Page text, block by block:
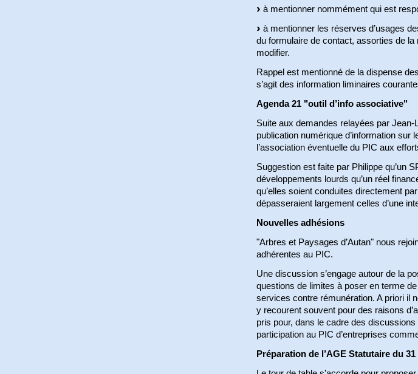
à mentionner nommément qui est
à mentionner les réserves d’usages
du formulaire de contact, assorties de la
modifier.
Rappel est mentionné de la dispense
s’agit des information liminaires
Agenda 21 "outil d’info associative"
Suite aux demandes relayées par
publication numérique d’information sur
l’association éventuelle du PIC aux
Suggestion est faite par Philippe qu’un
développements lourds qu’un réel
qu’elles soient conduites directement
dépasseraient largement celles d’une
Nouvelles adhésions
"Arbres et Paysages d’Autan" nous
adhérentes au PIC.
Une discussion s’engage autour de la
questions de limites à poser en terme
services contre rémunération. A priori il
y recourent souvent pour des raisons
pris pour, dans le cadre des
participation au PIC d’entreprises
Préparation de l’AGE Statutaire du